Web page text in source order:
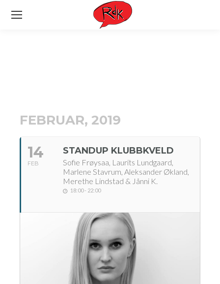
FEBRUAR, 2019
14
FEB
STANDUP KLUBBKVELD
Sofie Frøysaa, Laurits Lundgaard,
Marlene Stavrum, Aleksander Økland,
Merethe Lindstad & Jånni K.
18:00 - 22:00